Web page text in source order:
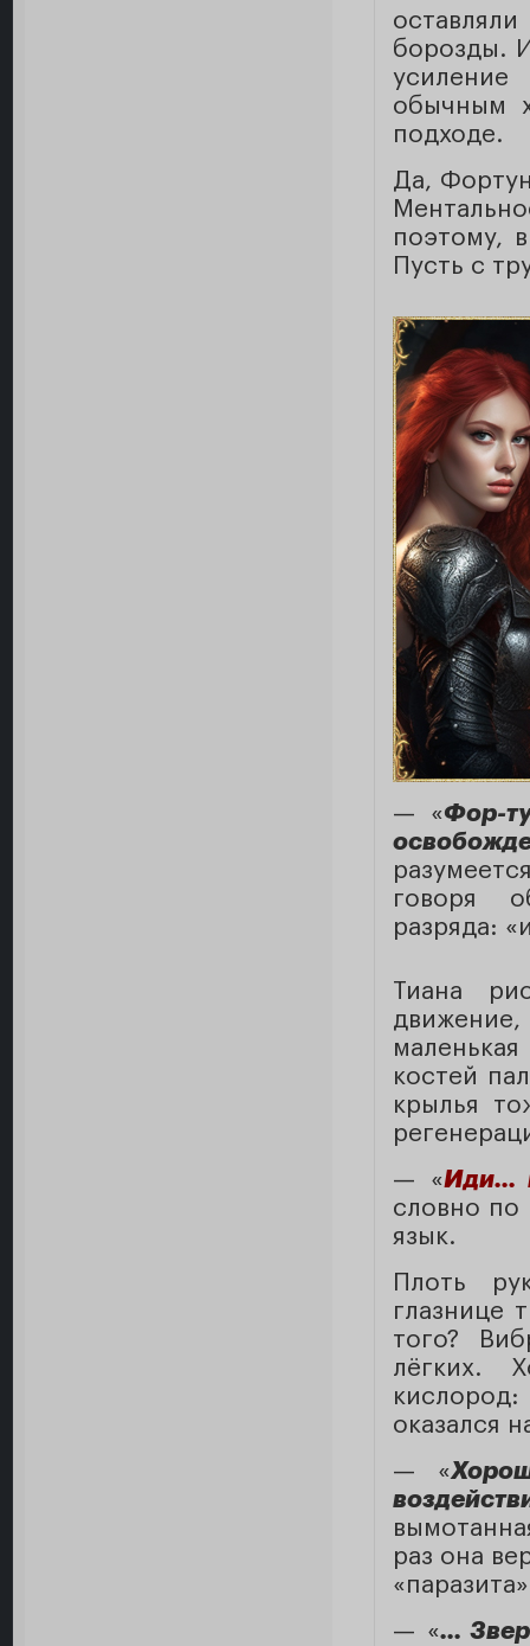
борозды.
обычным
подходе.
Да,
поэтому,
Пусть с
— «Фор-
говоря
разряда:
Тиана
движение,
костей
крылья
— «Иди...
словно по
язык.
Плоть
глазнице
того?
лёгких.
оказался
— «
раз она
— «...